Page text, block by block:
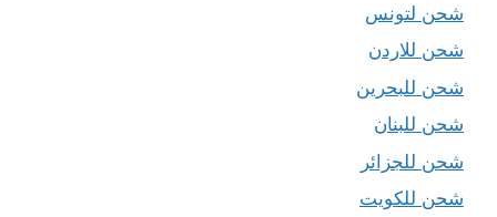
شحن لتونس
شحن للاردن
شحن للبحرين
شحن للبنان
شحن للجزائر
شحن للكويت